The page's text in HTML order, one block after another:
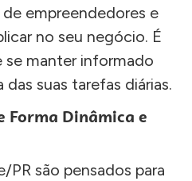
empreendedores e
no seu negócio. É
se manter informado
suas tarefas diárias.
Forma Dinâmica e
PR são pensados para